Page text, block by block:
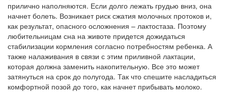
прилично наполняются. Если долго лежать грудью вниз, она
начнет болеть. Возникает риск сжатия молочных протоков и,
как результат, опасного осложнения – лактостаза. Поэтому
любительницам сна на животе придется дожидаться
стабилизации кормления согласно потребностям ребенка. А
также налаживания в связи с этим приливной лактации,
которая должна заменить накопительную. Все это может
затянуться на срок до полугода. Так что спешите насладиться
комфортной позой до того, как начнет прибывать молоко.